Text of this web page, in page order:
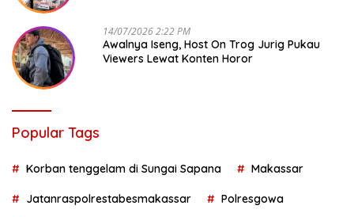
14/07/2026 2:22 PM
Awalnya Iseng, Host On Trog Jurig Pukau
Viewers Lewat Konten Horor
Popular Tags
Korban tenggelam di Sungai Sapana Makassar
Jatanraspolrestabesmakassar Polresgowa